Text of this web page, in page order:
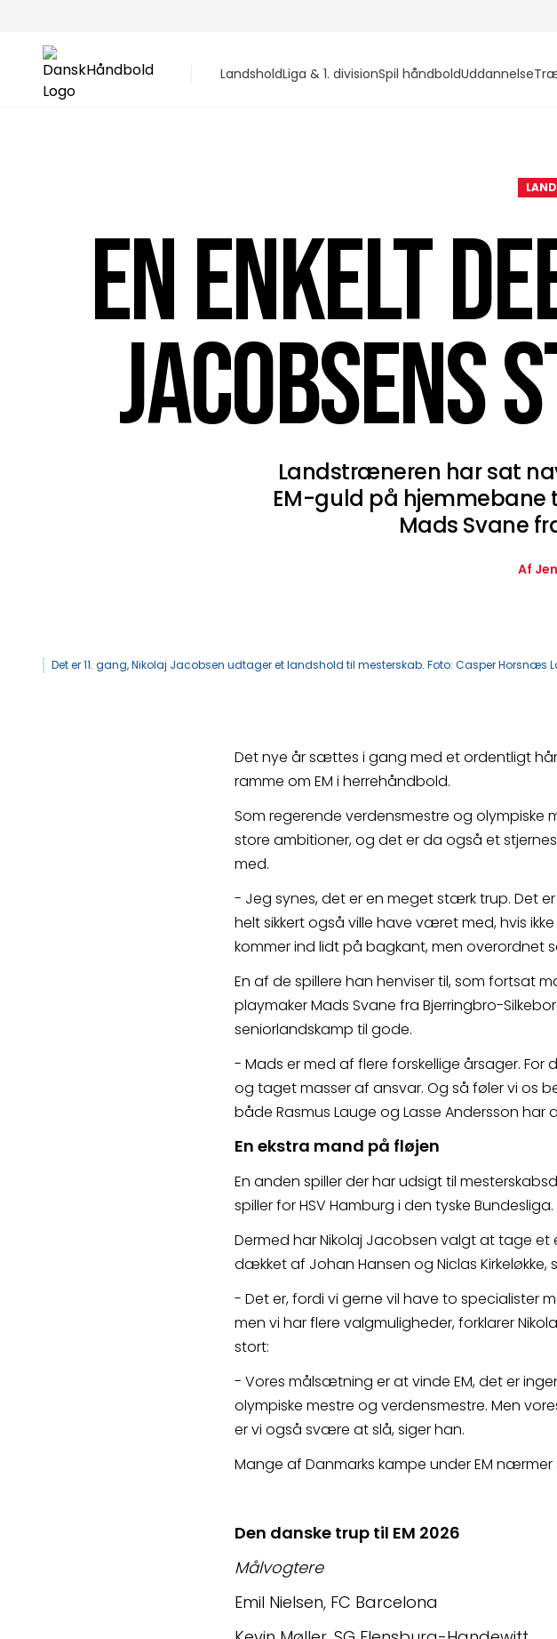
LandsholdLiga & 1. divisionSpil håndboldUddannelse
EN ENKELT
JACOBSENS
Landstræneren har sat
EM-guld på hjemmebane
Mads Svane
Af
Det er 11. gang, Nikolaj Jacobsen udtager et landshold til mesterskab. Foto: Casper Horsnæs
Det nye år sættes i gang med et ordentligt
ramme om EM i herrehåndbold.
Som regerende verdensmestre og olympiske
store ambitioner, og det er da også et
med.
- Jeg synes, det er en meget stærk trup. Det
helt sikkert også ville have været med, hvis
kommer ind lidt på bagkant, men overordnet
En af de spillere han henviser til, som fortsat
playmaker Mads Svane fra Bjerringbro-
seniorlandskamp til gode.
- Mads er med af flere forskellige årsager.
og taget masser af ansvar. Og så føler vi os
både Rasmus Lauge og Lasse Andersson
En ekstra mand på fløjen
En anden spiller der har udsigt til
spiller for HSV Hamburg i den tyske Bundesliga.
Dermed har Nikolaj Jacobsen valgt at tage
dækket af Johan Hansen og Niclas Kirkeløkke,
- Det er, fordi vi gerne vil have to specialister
men vi har flere valgmuligheder, forklarer
stort:
- Vores målsætning er at vinde EM, det er
olympiske mestre og verdensmestre. Men
er vi også svære at slå, siger han.
Mange af Danmarks kampe under EM
Den danske trup til EM 2026
Målvogtere
Emil Nielsen, FC Barcelona